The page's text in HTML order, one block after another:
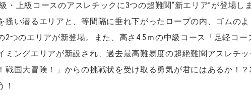
・上級コースのアスレチックに3つの超難関“新エリア”が登場し
搔い潜るエリアと、等間隔に垂れ下がったロープの内、ゴムの
2つのエリアが新登場。また、高さ4.5ｍの中級コース「足軽コ
ミングエリアが新設され、過去最高難易度の超絶難関アスレチッ
国大冒険！」からの挑戦状を受け取る勇気が君にはあるか！？
！